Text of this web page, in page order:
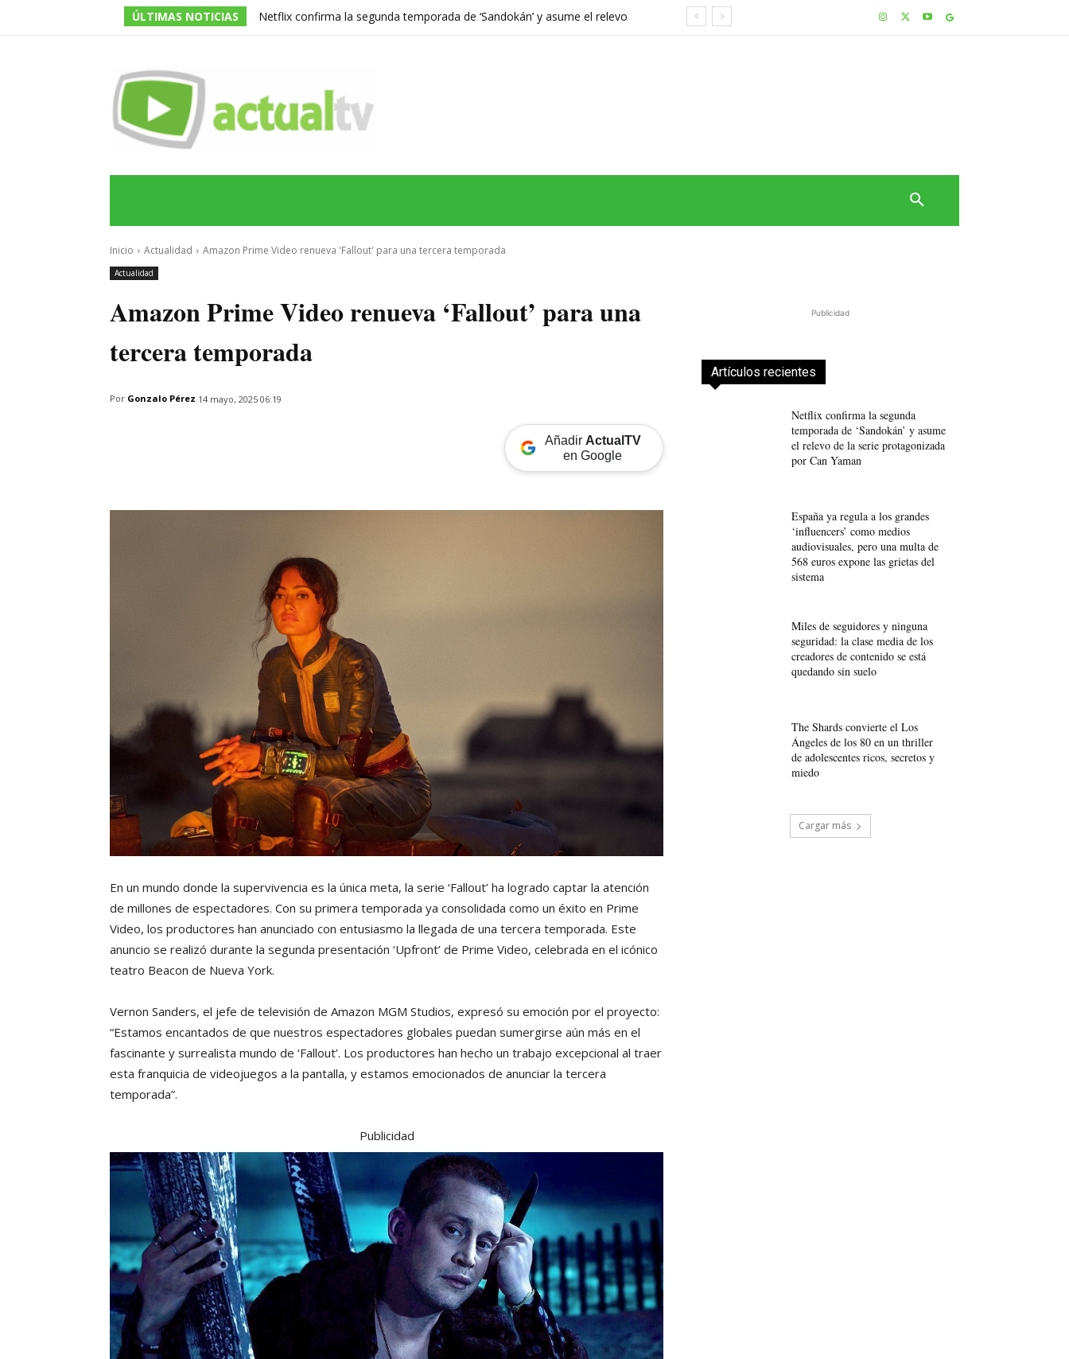
ÚLTIMAS NOTICIAS
Netflix confirma la segunda temporada de ‘Sandokán’ y asume el relevo
Inicio Actualidad Amazon Prime Video renueva 'Fallout' para una tercera temporada
Actualidad
Amazon Prime Video renueva ‘Fallout’ para una
tercera temporada
Por Gonzalo Pérez 14 mayo, 2025 06:19
Añadir ActualTV
en Google
En un mundo donde la supervivencia es la única meta, la serie ‘Fallout’ ha logrado captar la atención
de millones de espectadores. Con su primera temporada ya consolidada como un éxito en Prime
Video, los productores han anunciado con entusiasmo la llegada de una tercera temporada. Este
anuncio se realizó durante la segunda presentación ‘Upfront’ de Prime Video, celebrada en el icónico
teatro Beacon de Nueva York.
Vernon Sanders, el jefe de televisión de Amazon MGM Studios, expresó su emoción por el proyecto:
“Estamos encantados de que nuestros espectadores globales puedan sumergirse aún más en el
fascinante y surrealista mundo de ‘Fallout’. Los productores han hecho un trabajo excepcional al traer
esta franquicia de videojuegos a la pantalla, y estamos emocionados de anunciar la tercera
temporada”.
Publicidad
Publicidad
Artículos recientes
Netflix confirma la segunda
temporada de ‘Sandokán’ y asume
el relevo de la serie protagonizada
por Can Yaman
España ya regula a los grandes
‘influencers’ como medios
audiovisuales, pero una multa de
568 euros expone las grietas del
sistema
Miles de seguidores y ninguna
seguridad: la clase media de los
creadores de contenido se está
quedando sin suelo
The Shards convierte el Los
Ángeles de los 80 en un thriller
de adolescentes ricos, secretos y
miedo
Cargar más